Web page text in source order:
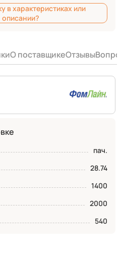
в характеристиках или
описании?
О поставщикеОтзывы
пач.
28.74
1400
2000
540